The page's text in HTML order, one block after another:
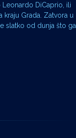
DiCaprio, ili
kraju Grada. Zatvora u
slatko od dunja što ga